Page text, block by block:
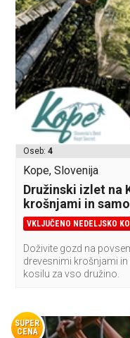
Oseb:4
Kope, Slovenija
Družinski izlet na
krošnjami in
VKLJUČENO NEDELJSKO
Doživite gozd na
drevesnimi krošnjami
kosilu za vso družino.
SUPER
CENA